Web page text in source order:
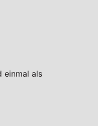
einmal als